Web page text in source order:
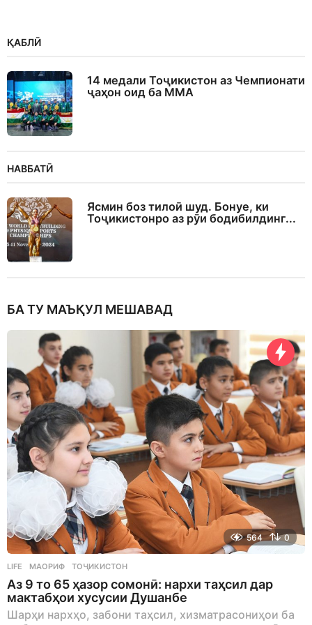
ҚАБЛӢ
14 медали Тоҷикистон аз Чемпионати
ҷаҳон оид ба ММА
НАВБАТӢ
Ясмин боз тилоӣ шуд. Бонуе, ки
Тоҷикистонро аз рӯи бодибилдинг...
БА ТУ МАЪҚУЛ МЕШАВАД
564 0
LIFE МАОРИФ ,ТОҶИКИСТОН
Аз 9 то 65 ҳазор сомонӣ: нархи таҳсил дар
мактабҳои хусусии Душанбе
Шарҳи нархҳо, забони таҳсил, хизматрасониҳои ба